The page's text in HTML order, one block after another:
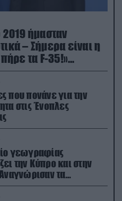
ήμασταν
– Σήμερα είναι η
τα F-35!»
που πονάνε για την
στις Ένοπλες
γεωγραφίας
την Κύπρο και στην
τα
(φωτο)